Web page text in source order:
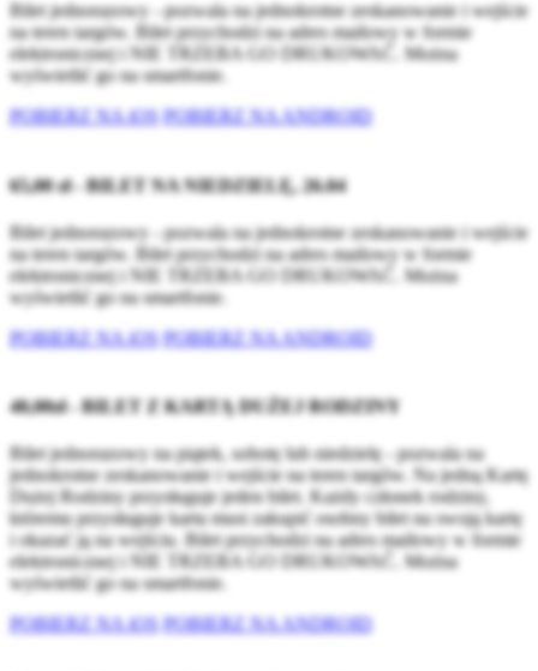
Bilet jednorazowy - pozwala na jednokrotne zeskanowanie i wejście
na teren targów. Bilet przychodzi na adres mailowy w formie
elektronicznej i NIE TRZEBA GO DRUKOWAĆ. Można
wyświetlić go na smartfonie.
POBIERZ NA iOS POBIERZ NA ANDROID
65,00 zł - BILET NA NIEDZIELĘ, 26.04
Bilet jednorazowy - pozwala na jednokrotne zeskanowanie i wejście
na teren targów. Bilet przychodzi na adres mailowy w formie
elektronicznej i NIE TRZEBA GO DRUKOWAĆ. Można
wyświetlić go na smartfonie.
POBIERZ NA iOS POBIERZ NA ANDROID
40,00zł - BILET Z KARTĄ DUŻEJ RODZINY
Bilet jednorazowy na piątek, sobotę lub niedzielę - pozwala na
jednokrotne zeskanowanie i wejście na teren targów. Na jedną Kartę
Dużej Rodziny przysługuje jeden bilet. Każdy członek rodziny,
któremu przysługuje karta musi zakupić osobny bilet na swoją kartę
i okazać ją na wejściu. Bilet przychodzi na adres mailowy w formie
elektronicznej i NIE TRZEBA GO DRUKOWAĆ. Można
wyświetlić go na smartfonie.
POBIERZ NA iOS POBIERZ NA ANDROID